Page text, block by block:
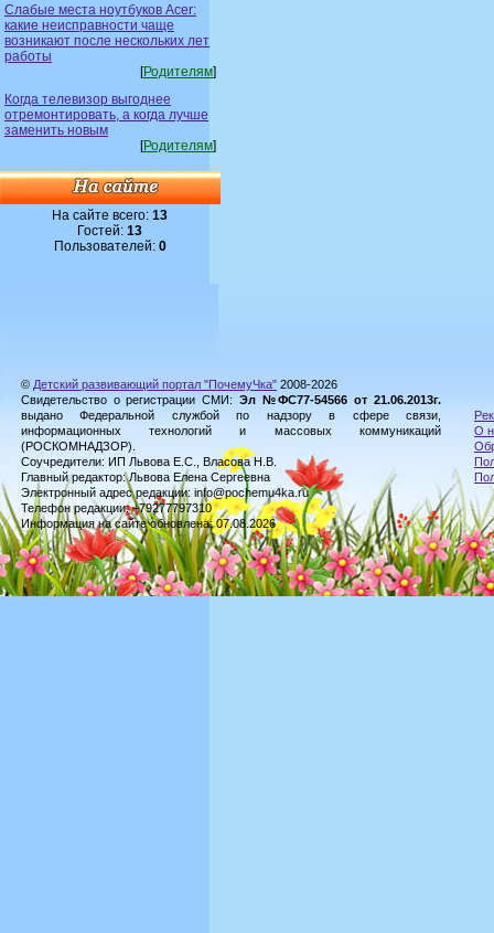
Слабые места ноутбуков Acer:
какие неисправности чаще
возникают после нескольких лет
работы
[Родителям]
Когда телевизор выгоднее
отремонтировать, а когда лучше
заменить новым
[Родителям]
На сайте всего:13
Гостей:13
Пользователей: 0
© Детский развивающий портал "ПочемуЧка" 2008-2026
Свидетельство о регистрации СМИ: Эл №ФС77-54566 от 21.06.2013г.
выдано Федеральной службой по надзору в сфере связи,
информационных технологий и массовых коммуникаций
(РОСКОМНАДЗОР).
Соучредители: ИП Львова Е.С., Власова Н.В.
Главный редактор: Львова Елена Сергеевна
Электронный адрес редакции: info@pochemu4ka.ru
Телефон редакции: +79277797310
Информация на сайте обновлена: 07.08.2026
О